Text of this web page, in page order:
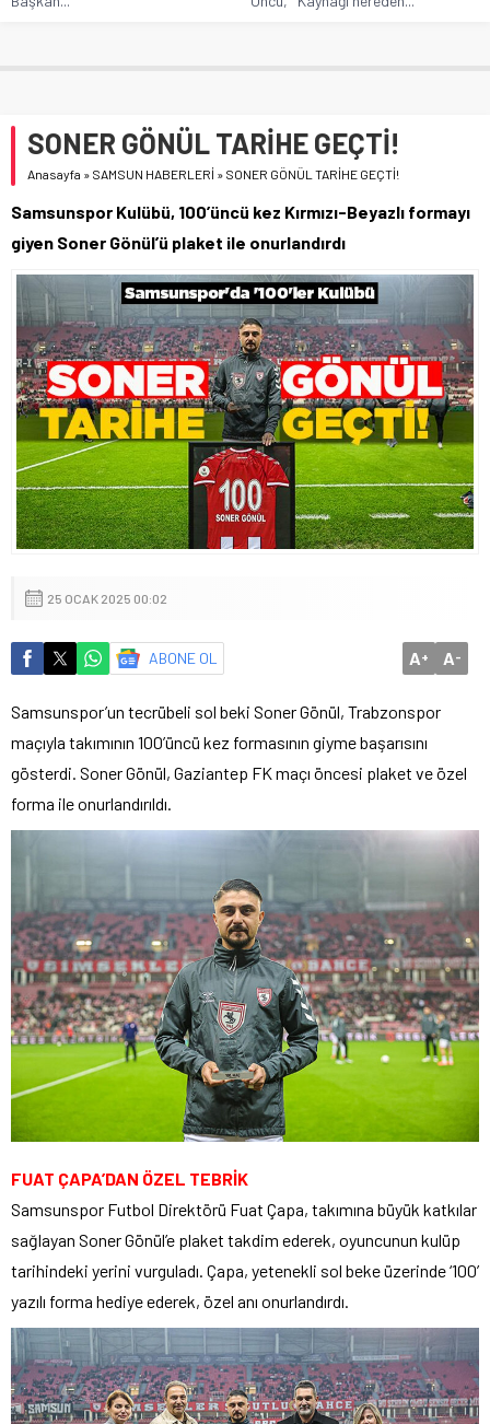
SONER GÖNÜL TARİHE GEÇTİ!
Anasayfa » SAMSUN HABERLERİ » SONER GÖNÜL TARİHE GEÇTİ!
Samsunspor Kulübü, 100’üncü kez Kırmızı-Beyazlı formayı
giyen Soner Gönül’ü plaket ile onurlandırdı
25 OCAK 2025 00:02
ABONE OL A+ A-
Samsunspor’un tecrübeli sol beki Soner Gönül, Trabzonspor
maçıyla takımının 100’üncü kez formasının giyme başarısını
gösterdi. Soner Gönül, Gaziantep FK maçı öncesi plaket ve özel
forma ile onurlandırıldı.
FUAT ÇAPA’DAN ÖZEL TEBRİK
Samsunspor Futbol Direktörü Fuat Çapa, takımına büyük katkılar
sağlayan Soner Gönül’e plaket takdim ederek, oyuncunun kulüp
tarihindeki yerini vurguladı. Çapa, yetenekli sol beke üzerinde ‘100’
yazılı forma hediye ederek, özel anı onurlandırdı.